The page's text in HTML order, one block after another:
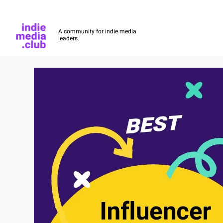
A community for indie media
leaders.